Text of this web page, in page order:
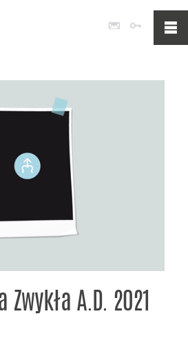
Poczta
Zwykła A.D. 2021